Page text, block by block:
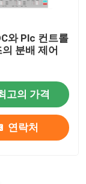
와 Plc 컨트롤
분배 제어
고의 가격
연락처